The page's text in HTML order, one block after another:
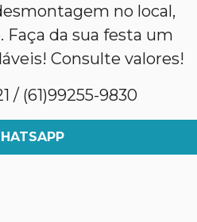
no local,
da sua festa um
Consulte valores!
/ (61)99255-9830